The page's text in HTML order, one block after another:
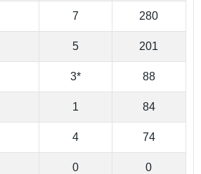
7 280
5 201
3* 88
1 84
4 74
0 0